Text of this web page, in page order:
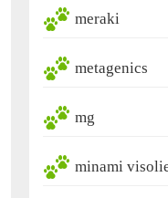
meraki
metagenics
mg
minami